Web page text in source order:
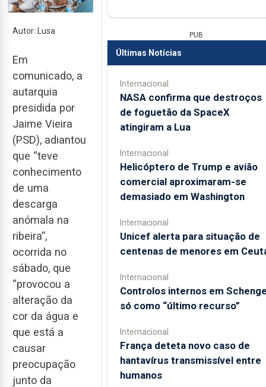
Autor: Lusa
Em
comunicado, a
autarquia
presidida por
Jaime Vieira
(PSD), adiantou
que “teve
conhecimento
de uma
descarga
anómala na
ribeira”,
ocorrida no
sábado, que
“provocou a
alteração da
cor da água e
que está a
causar
preocupação
junto da
PUB
Últimas Notícias
Internacional
NASA confirma que destroços
de foguetão da SpaceX
atingiram a Lua
Internacional
Helicóptero de Trump e avião
comercial aproximaram-se
demasiado em Washington
Internacional
Unicef alerta para situação de
centenas de menores em
Internacional
Controlos internos em
só como “último recurso”
Internacional
França deteta novo caso de
hantavírus transmissível entre
humanos